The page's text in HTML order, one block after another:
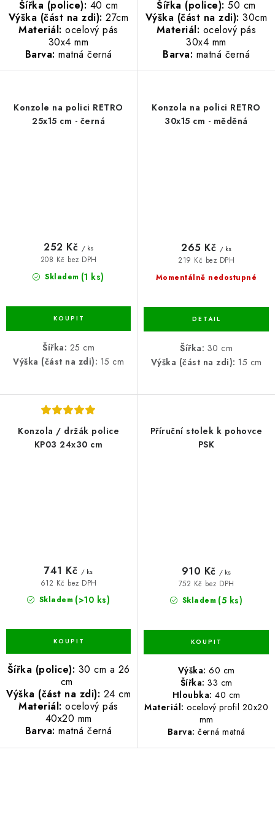
Šířka (police): 40 cm
Výška (část na zdi): 27cm
Materiál: ocelový pás
30x4 mm
Barva: matná černá
Šířka (police): 50 cm
Výška (část na zdi): 30cm
Materiál: ocelový pás
30x4 mm
Barva: matná černá
Konzole na polici RETRO
25x15 cm - černá
Skladem (1 ks)
208 Kč bez DPH
252 Kč / ks
Šířka: 25 cm
Výška (část na zdi): 15 cm
Konzola na polici RETRO
30x15 cm - měděná
Momentálně nedostupné
219 Kč bez DPH
265 Kč / ks
Šířka: 30 cm
Výška (část na zdi): 15 cm
Konzola / držák police
KP03 24x30 cm
Skladem (>10 ks)
612 Kč bez DPH
741 Kč / ks
Šířka (police): 30 cm a 26
cm
Výška (část na zdi): 24 cm
Materiál: ocelový pás
40x20 mm
Barva: matná černá
Příruční stolek k pohovce
PSK
Skladem (5 ks)
752 Kč bez DPH
910 Kč / ks
Výška: 60 cm
Šířka: 33 cm
Hloubka: 40 cm
Materiál: ocelový profil 20x20
mm
Barva: černá matná